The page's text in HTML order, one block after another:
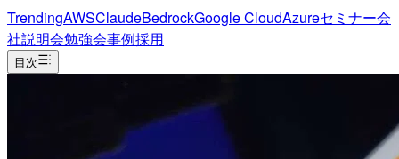
TrendingAWSClaudeBedrockGoogle CloudAzureセミナー会
社説明会勉強会事例採用
目次